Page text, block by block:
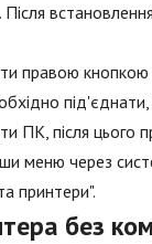
правою
ПК, після цього
меню через
принтери".
без